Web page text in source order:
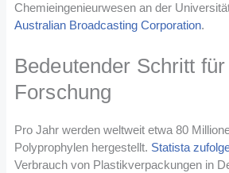
Chemieingenieurwesen an der
Australian Broadcasting Corporation.
Bedeutender Schritt
Forschung
Pro Jahr werden weltweit etwa 80
Polyprophylen hergestellt. Statista
Verbrauch von Plastikverpackungen in